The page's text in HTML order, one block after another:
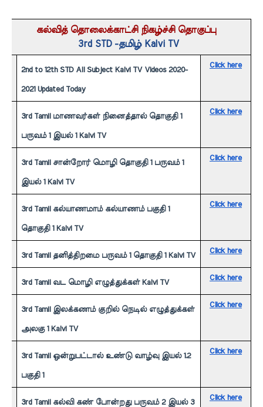
கல்வித் தொலைக்காட்சி நிகழ்ச்சி தொகுப்பு
3rd STD -தமிழ் Kalvi TV
2nd to 12th STD All Subject Kalvi TV Videos 2020-
2021 Updated Today
Click here
3rd Tamil மாணவர்கள் நினைத்தால் தொகுதி 1
பருவம் 1 இயல் 1 Kalvi TV
Click here
3rd Tamil சான்றோர் மொழி தொகுதி 1 பருவம் 1
இயல் 1 Kalvi TV
Click here
3rd Tamil கல்யாணமாம் கல்யாணம் பகுதி 1
தொகுதி 1 Kalvi TV
Click here
3rd Tamil தனித்திறமை பருவம் 1 தொகுதி 1 Kalvi TV
Click here
3rd Tamil வட மொழி எழுத்துக்கள் Kalvi TV
Click here
3rd Tamil இலக்கணம் குறில் நெடில் எழுத்துக்கள்
அலகு 1 Kalvi TV
Click here
3rd Tamil ஒன்றுபட்டால் உண்டு வாழ்வு இயல் 1.2
பகுதி 1
Click here
3rd Tamil கல்வி கண் போன்றது பருவம் 2 இயல் 3
Click here